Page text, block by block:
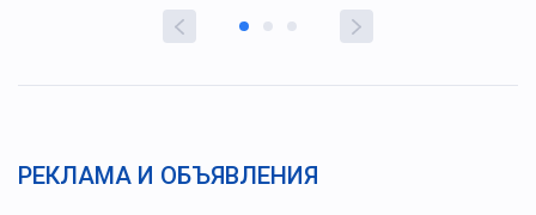
РЕКЛАМА И ОБЪЯВЛЕНИЯ